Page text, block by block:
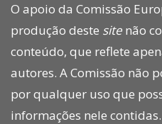
O apoio da Comissão
produção deste site não
conteúdo, que reflete
autores. A Comissão não
por qualquer uso que
informações nele